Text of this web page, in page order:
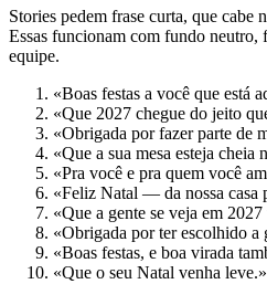
Stories pedem frase curta, que cabe
Essas funcionam com fundo neutro,
equipe.
«Boas festas a você que está
«Que 2027 chegue do jeito
«Obrigada por fazer parte de
«Que a sua mesa esteja cheia
«Pra você e pra quem você
«Feliz Natal — da nossa casa
«Que a gente se veja em 2027
«Obrigada por ter escolhido a
«Boas festas, e boa virada
«Que o seu Natal venha leve.»